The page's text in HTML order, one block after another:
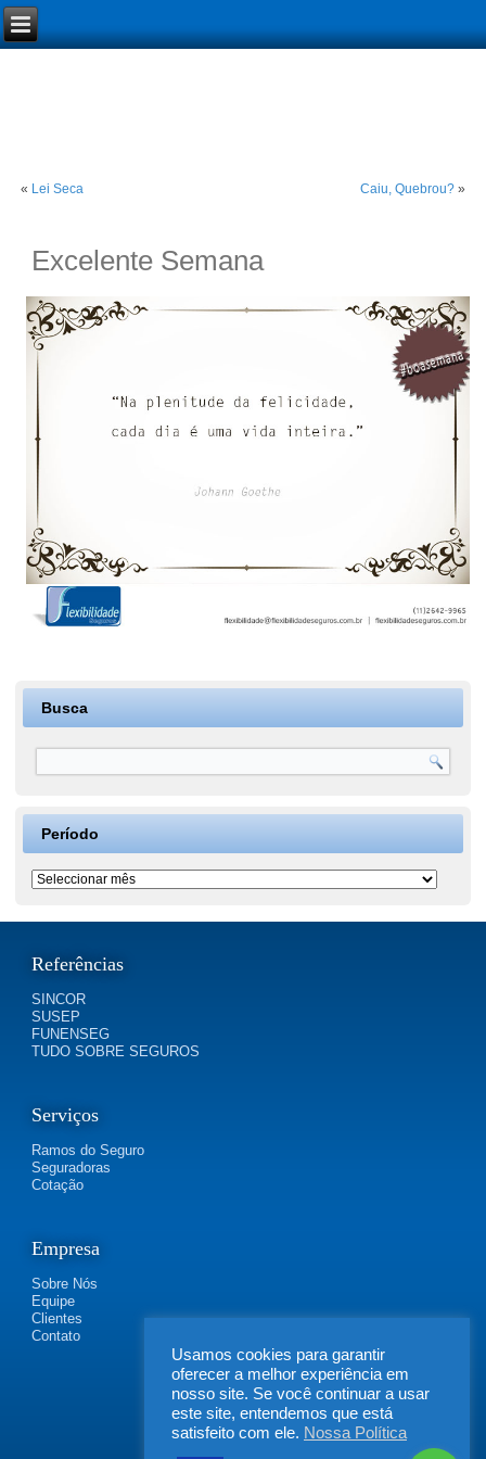
« Lei Seca Caiu, Quebrou?»
Excelente Semana
Busca
Período
Período
Referências
SINCOR
SUSEP
FUNENSEG
TUDO SOBRE SEGUROS
Serviços
Ramos do Seguro
Seguradoras
Cotação
Empresa
Sobre Nós
Equipe
Clientes
Contato
Usamos cookies para garantir
oferecer a melhor experiência em
nosso site. Se você continuar a usar
este site, entendemos que está
satisfeito com ele. Nossa Política